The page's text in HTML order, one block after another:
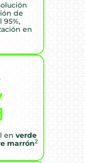
de
95%,
en
en verde
marrón2